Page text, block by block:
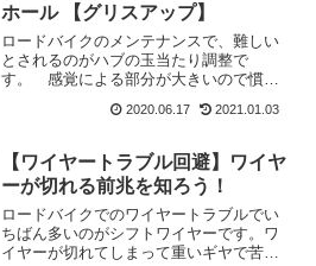
ホール 【グリスアップ】
ロードバイクのメンテナンスで、難しい
とされるのがハブの玉当たり調整で
す。 感覚による部分が大きいので慣れ
れば触ることすらできません。今回動画
いるときの手の位置でコツがわかると思
います。
2020.06.17 2021.01.03
【ワイヤートラブル回避】ワイヤ
ーが切れる前兆を知ろう！
ロードバイクでのワイヤートラブルでい
ちばん多いのがシフトワイヤーです。ワ
イヤーが切れてしまって重いギヤで苦労